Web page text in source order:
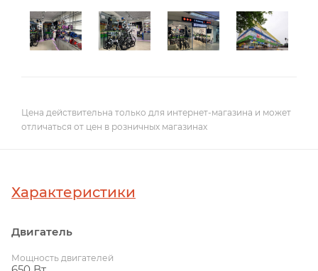
Цена действительна только для интернет-магазина и может
отличаться от цен в розничных магазинах
Характеристики
Двигатель
Мощность двигателей